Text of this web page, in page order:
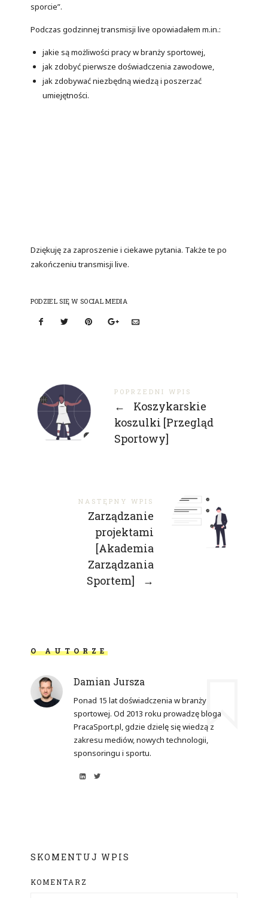
sporcie”.
Podczas godzinnej transmisji live opowiadałem m.in.:
jakie są możliwości pracy w branży sportowej,
jak zdobyć pierwsze doświadczenia zawodowe,
jak zdobywać niezbędną wiedzą i poszerzać
umiejętności.
Dziękuję za zaproszenie i ciekawe pytania. Także te po
zakończeniu transmisji live.
PODZIEL SIĘ W SOCIAL MEDIA
POPRZEDNI WPIS
←
Koszykarskie
koszulki [Przegląd
Sportowy]
NASTĘPNY WPIS
Zarządzanie
projektami
[Akademia
Zarządzania
Sportem]
→
O AUTORZE
Damian Jursza
Ponad 15 lat doświadczenia w branży
sportowej. Od 2013 roku prowadzę bloga
PracaSport.pl, gdzie dzielę się wiedzą z
zakresu mediów, nowych technologii,
sponsoringu i sportu.
SKOMENTUJ WPIS
KOMENTARZ